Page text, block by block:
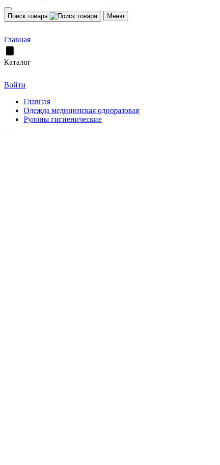
Поиск товара Меню
Главная
Каталог
Войти
Главная
Одежда медицинская одноразовая
Рулоны гигиенические